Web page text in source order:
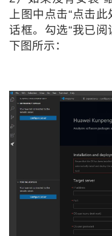
上图中点击“点击此
话框。勾选“我已阅
下图所示：